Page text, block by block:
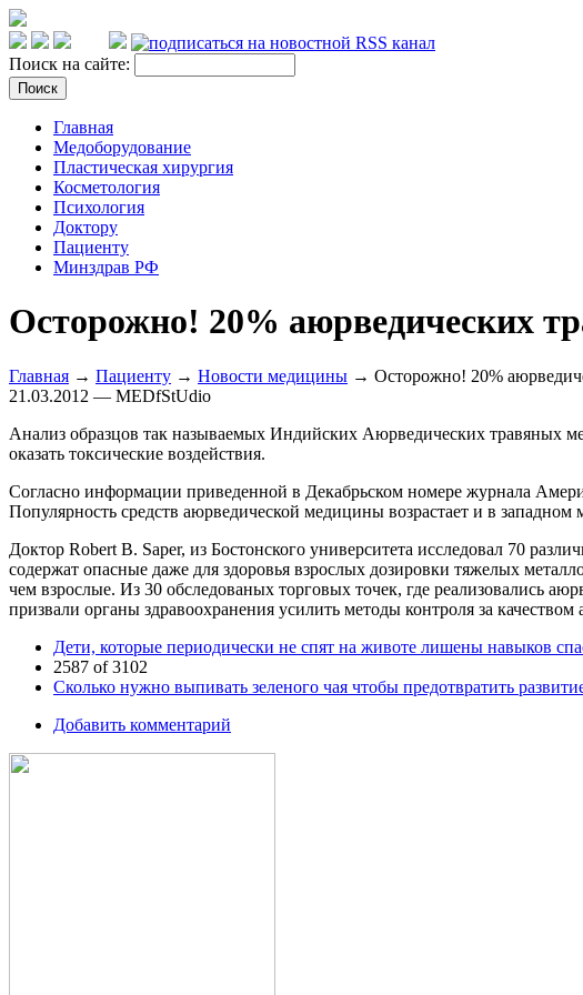
Поиск на сайте:
Главная
Медоборудование
Пластическая хирургия
Косметология
Психология
Доктору
Пациенту
Минздрав РФ
Осторожно! 20% аюрведических
Главная → Пациенту → Новости медицины → Осторожно! 20%
21.03.2012 — MEDfStUdio
Анализ образцов так называемых Индийских Аюрведических травяных
оказать токсические воздействия.
Согласно информации приведенной в Декабрьском номере журнала
Популярность средств аюрведической медицины возрастает и в западном
Доктор Robert B. Saper, из Бостонского университета исследовал 70
содержат опасные даже для здоровья взрослых дозировки тяжелых
чем взрослые. Из 30 обследованых торговых точек, где реализовались
призвали органы здравоохранения усилить методы контроля за
Дети, которые периодически не спят на животе лишены навыков
2587 of 3102
Сколько нужно выпивать зеленого чая чтобы предотвратить
Добавить комментарий